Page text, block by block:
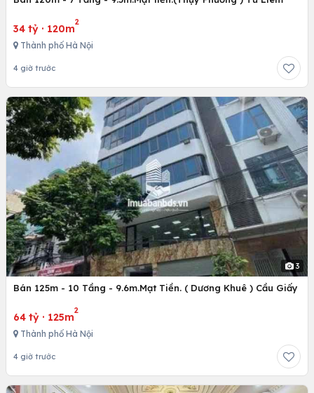
34 tỷ · 120m
2
Thành phố Hà Nội
4 giờ trước
3
Bán 125m - 10 Tầng - 9.6m.Mạt Tiền. ( Dương Khuê ) Cầu Giấy
64 tỷ · 125m
2
Thành phố Hà Nội
4 giờ trước